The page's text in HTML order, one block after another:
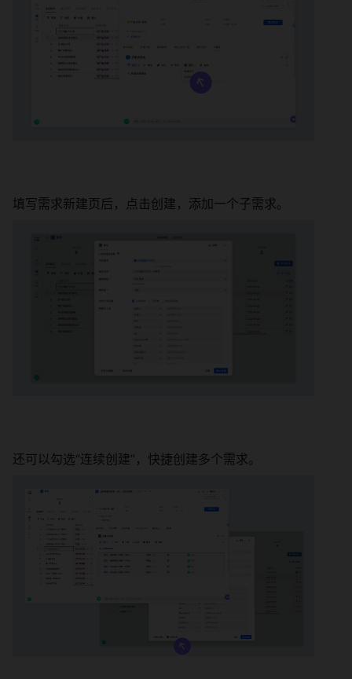
填写需求新建页后，点击创建，添加一个子需求。
还可以勾选“连续创建”，快捷创建多个需求。